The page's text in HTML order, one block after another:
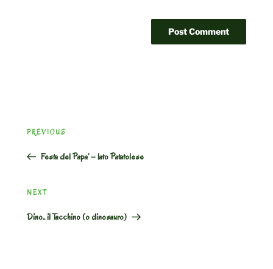
navigation
Previous
PREVIOUS
Festa del Papa’ – lato Patatolese
Next
NEXT
Dino.. il Tacchino (o dinosauro)